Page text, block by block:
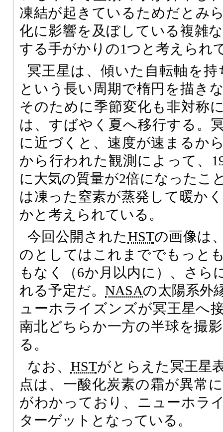
凍結が起きているためだとみ
化に影響を及ぼしている複雑
する手がかりの1つと考えられ
冥王星は、傾いた自転軸を持
という長い周期で楕円を描き
そのために季節変化も非対称
は、すばやく夏へ移行する。
に近づくと、速度が速まるか
から行われた観測によって、
に大気の質量が2倍になったこ
は凍った窒素が蒸発して暖か
かと考えられている。
今回公開されたHSTの画像は
のとしてはこれまででもっと
もなく（6か月以内に）、さら
れる予定だ。NASAの太陽系外
ューホライズンズが冥王星へ
南北どちらか一方の半球を撮
る。
なお、 HSTがとらえた冥王星
点は、一酸化炭素の霜が異常
がわかっており、ニューホラ
ターゲットとなっている。